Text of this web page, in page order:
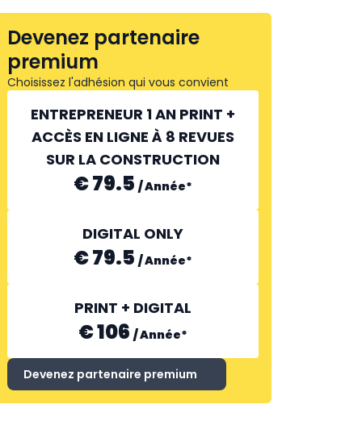
Devenez partenaire
premium
Choisissez l'adhésion qui vous convient
ENTREPRENEUR 1 AN PRINT +
ACCÈS EN LIGNE À 8 REVUES
SUR LA CONSTRUCTION
€ 79.5 /Année*
DIGITAL ONLY
€ 79.5 /Année*
PRINT + DIGITAL
€ 106 /Année*
Devenez partenaire premium